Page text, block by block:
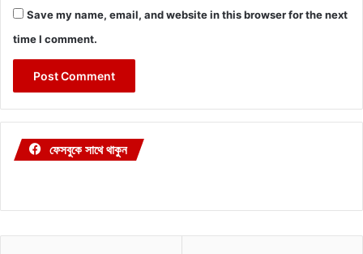
Save my name, email, and website in this browser for the next
time I comment.
ফেসবুকে সাথে থাকুন